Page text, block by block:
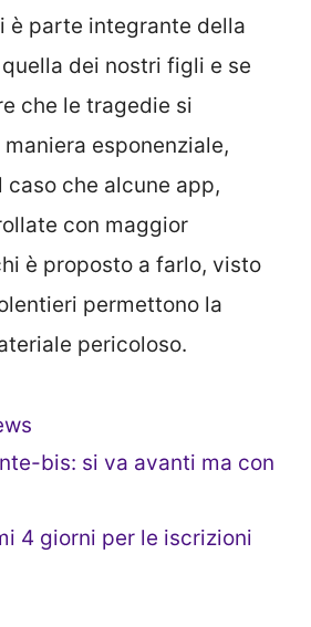
è parte integrante della
dei nostri figli e se
che le tragedie si
esponenziale,
che alcune app,
con maggior
è proposto a farlo, visto
permettono la
pericoloso.
bis: si va avanti ma con
4 giorni per le iscrizioni